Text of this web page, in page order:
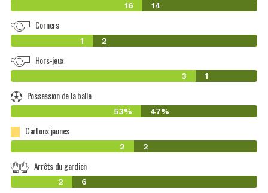
16 14
Corners
1 2
Hors-jeux
3 1
Possession de la balle
53% 47%
Cartons jaunes
2 2
Arrêts du gardien
2 6